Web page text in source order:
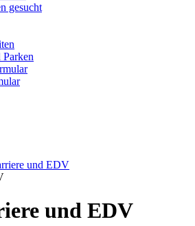
gesucht
und EDV
und EDV